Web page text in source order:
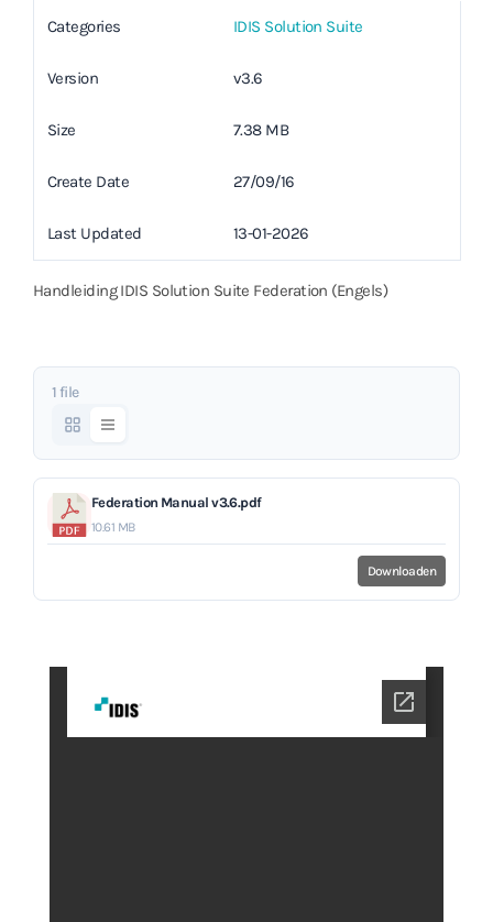
Categories IDIS Solution Suite
Version v3.6
Size 7.38 MB
Create Date 27/09/16
Last Updated 13-01-2026
Handleiding IDIS Solution Suite Federation (Engels)
1 file
Federation Manual v3.6.pdf
10.61 MB
Downloaden